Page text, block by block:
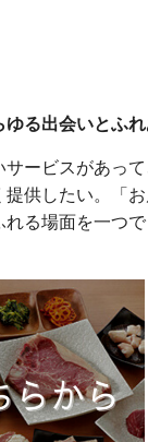
る出会いとふ
ービスがあっ
供したい。「
る場面を一つで